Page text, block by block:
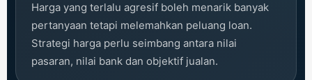
Harga yang terlalu agresif boleh menarik banyak
pertanyaan tetapi melemahkan peluang loan.
Strategi harga perlu seimbang antara nilai
pasaran, nilai bank dan objektif jualan.